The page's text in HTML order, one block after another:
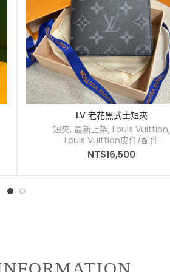
LV 老花黑武士短夾
短夾,最新上架, Louis Vuittion,
Louis Vuittion皮件/配件
NT$16,500